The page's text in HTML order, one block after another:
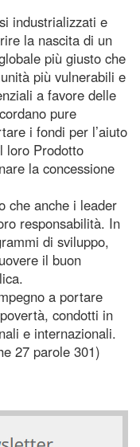
industrializzati e
la nascita di un
più giusto che
più vulnerabili e
a favore delle
pure
i fondi per l’aiuto
loro Prodotto
la concessione
che anche i leader
responsabilità. In
di sviluppo,
il buon
a portare
condotti in
e internazionali.
27 parole 301)